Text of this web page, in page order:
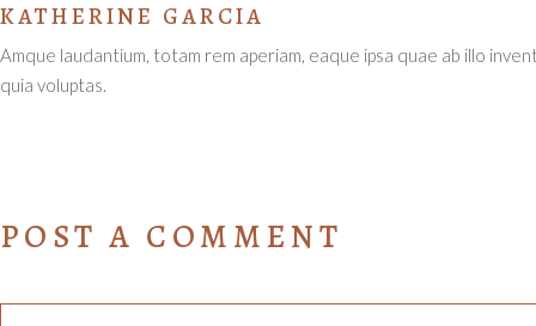
KATHERINE GARCIA
Amque laudantium, totam rem aperiam, eaque ipsa quae ab illo
quia voluptas.
POST A COMMENT